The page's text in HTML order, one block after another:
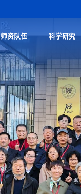
师资队伍 科学研究